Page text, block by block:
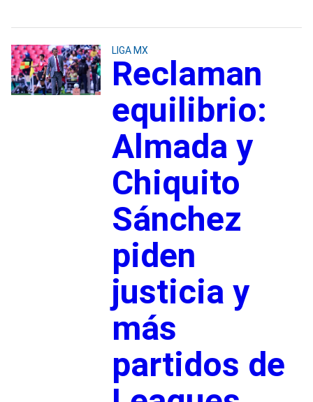
LIGA MX
Reclaman
equilibrio:
Almada y
Chiquito
Sánchez
piden
justicia y
más
partidos de